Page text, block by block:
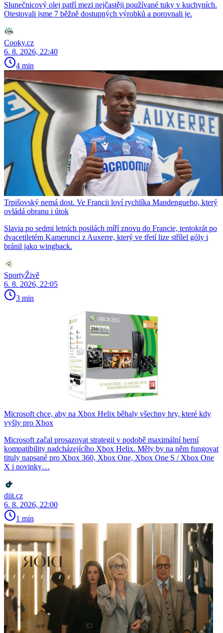
Slunečnicový olej patří mezi nejčastěji používané tuky v kuchyních.
Otestovali jsme 7 běžně dostupných výrobků a porovnali je.
Cooky.cz
6. 8. 2026, 22:40
4 min
Trpišovský nemá dost. Ve Francii loví rychlíka Mandengueho, který
ovládá obranu i útok
Slavia po sedmi letních posilách míří znovu do Francie, tentokrát po
dvacetiletém Kamerunci z Auxerre, který ve třetí lize střílel góly i
bránil jako wingback.
SportyŽivě
6. 8. 2026, 22:05
3 min
Microsoft chce, aby na Xbox Helix běhaly všechny hry, které kdy
vyšly pro Xbox
Microsoft začal prosazovat strategii v podobě maximální herní
kompatibility nadcházejícího Xbox Helix. Měly by na něm fungovat
tituly napsané pro Xbox 360, Xbox One, Xbox One S / Xbox One
X i novinky…
diit.cz
6. 8. 2026, 22:00
1 min